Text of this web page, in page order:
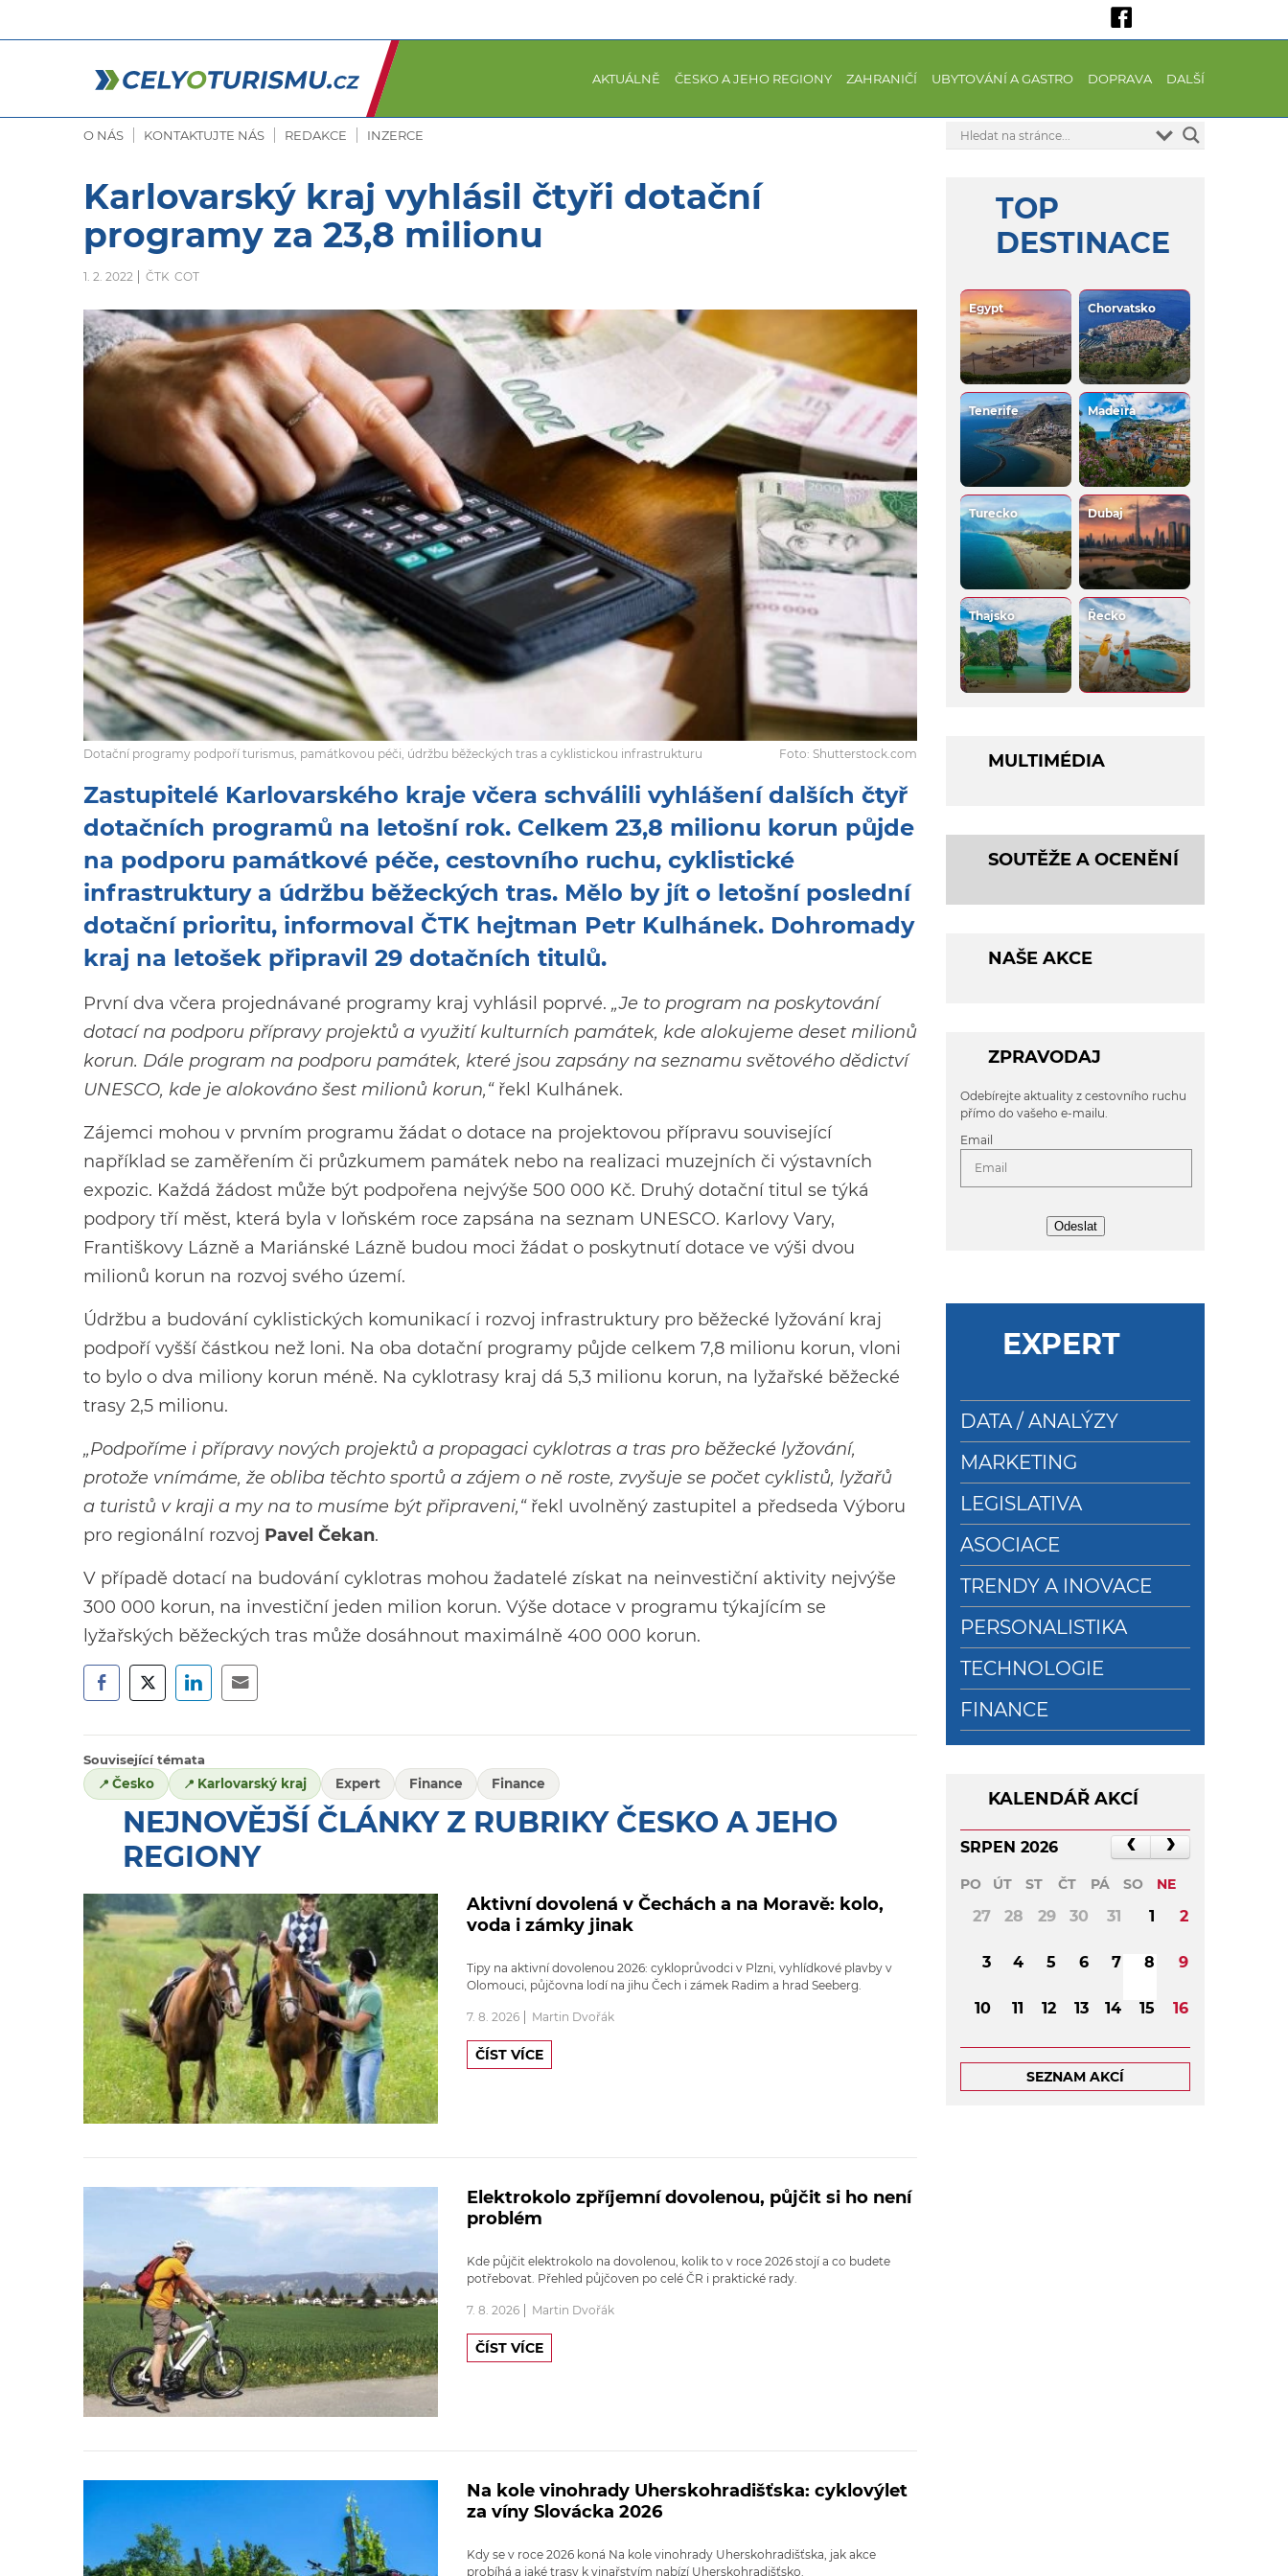
AKTUÁLNĚ ČESKO A JEHO REGIONY ZAHRANIČÍ UBYTOVÁNÍ A GASTRO DOPRAVA DALŠÍ
O NÁS KONTAKTUJTE NÁS REDAKCE INZERCE
Karlovarský kraj vyhlásil čtyři dotační
programy za 23,8 milionu
1. 2. 2022 ČTK COT
Dotační programy podpoří turismus, památkovou péči, údržbu běžeckých tras a cyklistickou infrastrukturu Foto: Shutterstock.com
Zastupitelé Karlovarského kraje včera schválili vyhlášení dalších čtyř
dotačních programů na letošní rok. Celkem 23,8 milionu korun půjde
na podporu památkové péče, cestovního ruchu, cyklistické
infrastruktury a údržbu běžeckých tras. Mělo by jít o letošní poslední
dotační prioritu, informoval ČTK hejtman Petr Kulhánek. Dohromady
kraj na letošek připravil 29 dotačních titulů.
První dva včera projednávané programy kraj vyhlásil poprvé. „Je to program na poskytování
dotací na podporu přípravy projektů a využití kulturních památek, kde alokujeme deset milionů
korun. Dále program na podporu památek, které jsou zapsány na seznamu světového dědictví
UNESCO, kde je alokováno šest milionů korun,“řekl Kulhánek.
Zájemci mohou v prvním programu žádat o dotace na projektovou přípravu související
například se zaměřením či průzkumem památek nebo na realizaci muzejních či výstavních
expozic. Každá žádost může být podpořena nejvýše 500 000 Kč. Druhý dotační titul se týká
podpory tří měst, která byla v loňském roce zapsána na seznam UNESCO. Karlovy Vary,
Františkovy Lázně a Mariánské Lázně budou moci žádat o poskytnutí dotace ve výši dvou
milionů korun na rozvoj svého území.
Údržbu a budování cyklistických komunikací i rozvoj infrastruktury pro běžecké lyžování kraj
podpoří vyšší částkou než loni. Na oba dotační programy půjde celkem 7,8 milionu korun, vloni
to bylo o dva miliony korun méně. Na cyklotrasy kraj dá 5,3 milionu korun, na lyžařské běžecké
trasy 2,5 milionu.
„Podpoříme i přípravy nových projektů a propagaci cyklotras a tras pro běžecké lyžování,
protože vnímáme, že obliba těchto sportů a zájem o ně roste, zvyšuje se počet cyklistů, lyžařů
a turistů v kraji a my na to musíme být připraveni,“řekl uvolněný zastupitel a předseda Výboru
pro regionální rozvoj Pavel Čekan.
V případě dotací na budování cyklotras mohou žadatelé získat na neinvestiční aktivity nejvýše
300 000 korun, na investiční jeden milion korun. Výše dotace v programu týkajícím se
lyžařských běžeckých tras může dosáhnout maximálně 400 000 korun.
Související témata
Česko
Karlovarský kraj Expert Finance Finance
NEJNOVĚJŠÍ ČLÁNKY Z RUBRIKY ČESKO A JEHO
REGIONY
Aktivní dovolená v Čechách a na Moravě: kolo,
voda i zámky jinak
Tipy na aktivní dovolenou 2026: cykloprůvodci v Plzni, vyhlídkové plavby v
Olomouci, půjčovna lodí na jihu Čech i zámek Radim a hrad Seeberg.
7. 8. 2026 Martin Dvořák
ČÍST VÍCE
Elektrokolo zpříjemní dovolenou, půjčit si ho není
problém
Kde půjčit elektrokolo na dovolenou, kolik to v roce 2026 stojí a co budete
potřebovat. Přehled půjčoven po celé ČR i praktické rady.
7. 8. 2026 Martin Dvořák
ČÍST VÍCE
Na kole vinohrady Uherskohradišťska: cyklovýlet
za víny Slovácka 2026
Kdy se v roce 2026 koná Na kole vinohrady Uherskohradišťska, jak akce
probíhá a jaké trasy k vinařstvím nabízí Uherskohradišťsko.
TOP
DESTINACE
Egypt Chorvatsko
Tenerife Madeira
Turecko Dubaj
Thajsko Řecko
MULTIMÉDIA
SOUTĚŽE A OCENĚNÍ
NAŠE AKCE
ZPRAVODAJ
Odebírejte aktuality z cestovního ruchu
přímo do vašeho e-mailu.
Email
Odeslat
EXPERT
DATA / ANALÝZY
MARKETING
LEGISLATIVA
ASOCIACE
TRENDY A INOVACE
PERSONALISTIKA
TECHNOLOGIE
FINANCE
KALENDÁŘ AKCÍ
SRPEN 2026
PO ÚT ST ČT PÁ SO NE
27 28 29 30 31 1 2
3 4 5 6 7 8 9
10 11 12 13 14 15 16
17 18 19 20 21 22 23
SEZNAM AKCÍ